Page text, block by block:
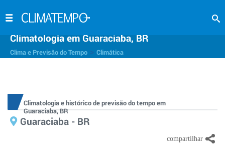
Climatologia em Guaraciaba, BR
Clima e Previsão do Tempo Climática
Climatologia e histórico de previsão do tempo em
Guaraciaba, BR
Guaraciaba - BR